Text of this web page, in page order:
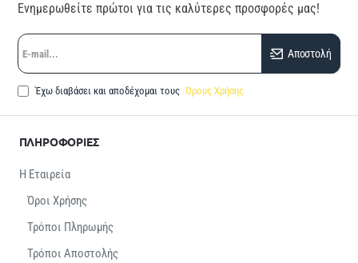
Ενημερωθείτε πρώτοι για τις καλύτερες προσφορές μας!
E-
mail...
Αποστολή
Έχω διαβάσει και αποδέχομαι τους Όρους Χρήσης
ΠΛΗΡΟΦΟΡΙΕΣ
Η Εταιρεία
Όροι Χρήσης
Τρόποι Πληρωμής
Τρόποι Αποστολής